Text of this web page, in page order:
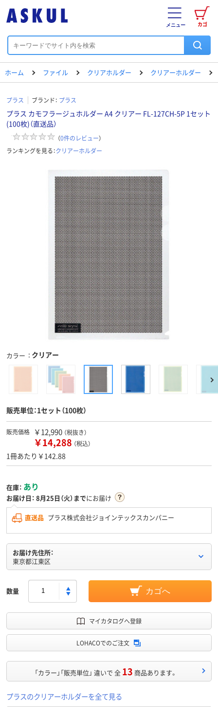
カゴ
メニュー
ホーム ファイル クリアホルダー クリアーホルダー
プラス ブランド： プラス
プラス カモフラージュホルダー A4 クリアー FL-127CH-5P 1セット
(100枚)（直送品）
（0件のレビュー）
ランキングを見る：クリアーホルダー
カラー クリアー
販売単位：1セット（100枚）
販売価格 ￥12,990 （税抜き）
￥14,288 （税込）
1冊あたり￥142.88
在庫： あり
お届け日： 8月25日（火）までにお届け
直送品 プラス株式会社ジョインテックスカンパニー
お届け先住所：
東京都江東区
数量 カゴへ
マイカタログへ登録
LOHACOでのご注文
「カラー」「販売単位」 違いで 全 13 商品あります。
プラスのクリアーホルダーを全て見る